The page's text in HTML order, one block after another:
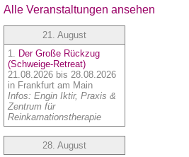
Alle Veranstaltungen ansehen
21. August
1.
Der Große Rückzug
(Schweige-Retreat)
21.08.2026 bis 28.08.2026
in Frankfurt am Main
Infos: Engin Iktir, Praxis &
Zentrum für
Reinkarnationstherapie
28. August